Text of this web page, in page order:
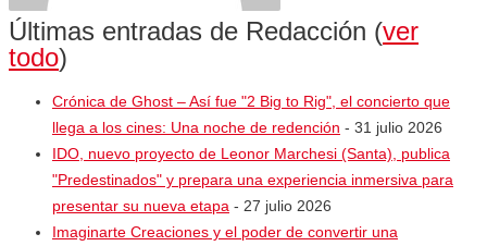
Últimas entradas de Redacción (ver
todo)
Crónica de Ghost – Así fue "2 Big to Rig", el concierto que
llega a los cines: Una noche de redención - 31 julio 2026
IDO, nuevo proyecto de Leonor Marchesi (Santa), publica
"Predestinados" y prepara una experiencia inmersiva para
presentar su nueva etapa - 27 julio 2026
Imaginarte Creaciones y el poder de convertir una